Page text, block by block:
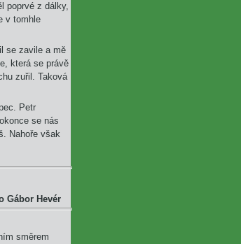
poprvé z dálky,
v tomhle
se zavile a mě
která se právě
zuřil. Taková
Petr
se nás
Nahoře však
Gábor Hevér
směrem